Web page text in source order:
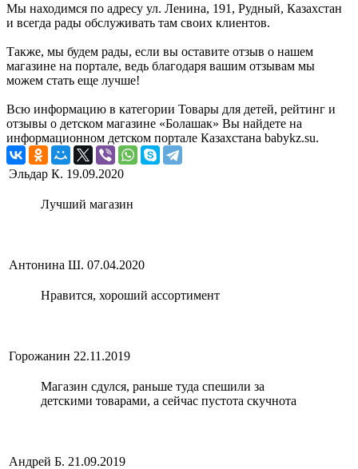
Мы находимся по адресу ул. Ленина, 191, Рудный, Казахстан
и всегда рады обслуживать там своих клиентов.
Также, мы будем рады, если вы оставите отзыв о нашем
магазине на портале, ведь благодаря вашим отзывам мы
можем стать еще лучше!
Всю информацию в категории Товары для детей, рейтинг и
отзывы о детском магазине «Болашак» Вы найдете на
информационном детском портале Казахстана babykz.su.
Эльдар К. 19.09.2020
Лучший магазин
Антонина Ш. 07.04.2020
Нравится, хороший ассортимент
Горожанин 22.11.2019
Магазин сдулся, раньше туда спешили за
детскими товарами, а сейчас пустота скучнота
Андрей Б. 21.09.2019